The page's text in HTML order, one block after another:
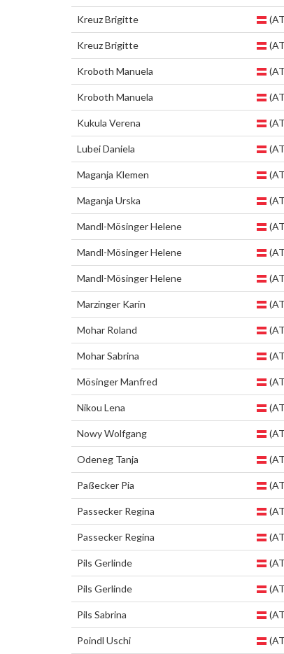
Kreuz Brigitte
Kreuz Brigitte
Kroboth Manuela
Kroboth Manuela
Kukula Verena
Lubei Daniela
Maganja Klemen
Maganja Urska
Mandl-Mösinger Helene
Mandl-Mösinger Helene
Mandl-Mösinger Helene
Marzinger Karin
Mohar Roland
Mohar Sabrina
Mösinger Manfred
Nikou Lena
Nowy Wolfgang
Odeneg Tanja
Paßecker Pia
Passecker Regina
Passecker Regina
Pils Gerlinde
Pils Gerlinde
Pils Sabrina
Poindl Uschi